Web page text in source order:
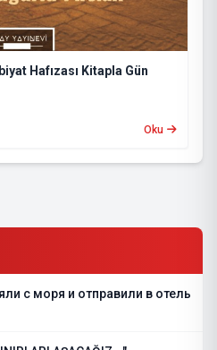
Hafızası Kitapla Gün
Oku
с моря и отправили в отель